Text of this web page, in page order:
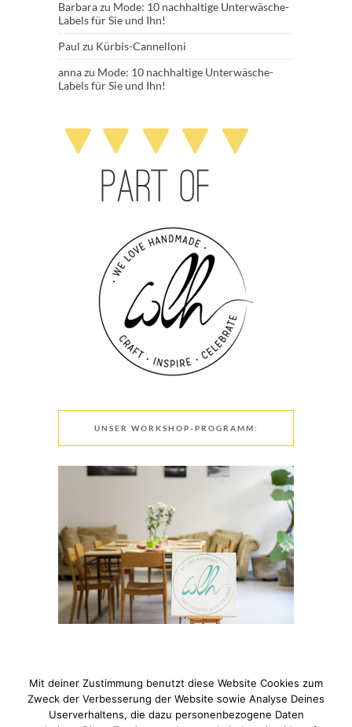
Barbarazu Mode: 10 nachhaltige Unterwäsche-
Labels für Sie und Ihn!
Paul zu Kürbis-Cannelloni
annazu Mode: 10 nachhaltige Unterwäsche-
Labels für Sie und Ihn!
UNSER WORKSHOP-PROGRAMM:
Mit deiner Zustimmung benutzt diese Website Cookies zum
Zweck der Verbesserung der Website sowie Analyse Deines
Userverhaltens, die dazu personenbezogene Daten